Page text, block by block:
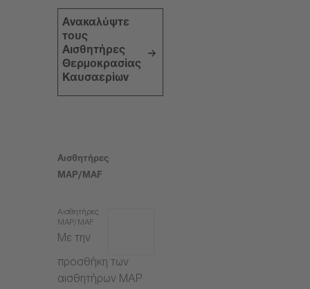
Ανακαλύψτε
τους
Αισθητήρες
Θερμοκρασίας
Καυσαερίων
Αισθητήρες
MAP/MAF
Αισθητήρες
MAP/MAF
Με την
προσθήκη των
αισθητήρων MAP